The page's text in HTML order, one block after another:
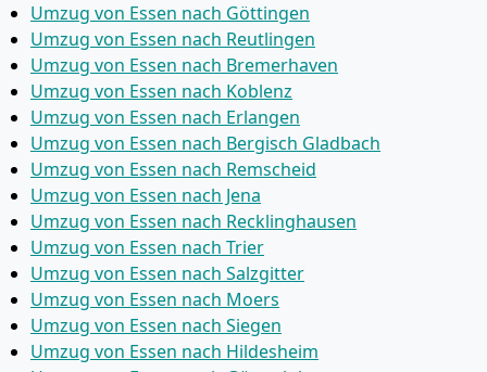
Umzug von Essen nach Göttingen
Umzug von Essen nach Reutlingen
Umzug von Essen nach Bremer­haven
Umzug von Essen nach Koblenz
Umzug von Essen nach Erlangen
Umzug von Essen nach Bergisch Gladbach
Umzug von Essen nach Remscheid
Umzug von Essen nach Jena
Umzug von Essen nach Recklinghausen
Umzug von Essen nach Trier
Umzug von Essen nach Salzgitter
Umzug von Essen nach Moers
Umzug von Essen nach Siegen
Umzug von Essen nach Hildesheim